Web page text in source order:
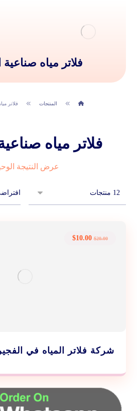
فلاتر مياه صناعية
المنتجات فلاتر
فلاتر مياه
عرض النتيجة
شركة فلاتر المياه في الفجيرة
$20.00
$10.00